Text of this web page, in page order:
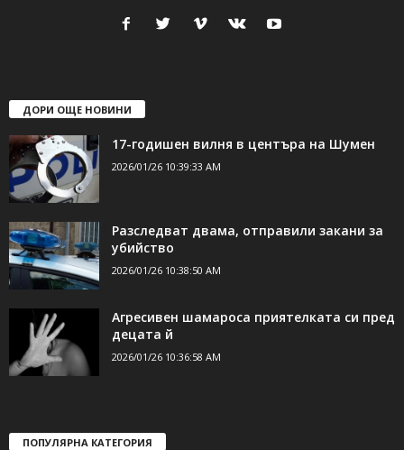
ДОРИ ОЩЕ НОВИНИ
17-годишен вилня в центъра на Шумен
2026/01/26 10:39:33 AM
Разследват двама, отправили закани за
убийство
2026/01/26 10:38:50 AM
Агресивен шамароса приятелката си пред
децата й
2026/01/26 10:36:58 AM
ПОПУЛЯРНА КАТЕГОРИЯ